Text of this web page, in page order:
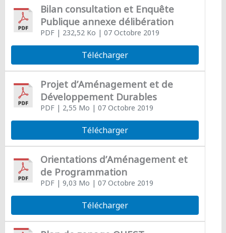
Bilan consultation et Enquête
Publique annexe délibération
PDF| 232,52 Ko | 07 Octobre 2019
Télécharger
Projet d’Aménagement et de
Développement Durables
PDF| 2,55 Mo | 07 Octobre 2019
Télécharger
Orientations d’Aménagement et
de Programmation
PDF| 9,03 Mo | 07 Octobre 2019
Télécharger